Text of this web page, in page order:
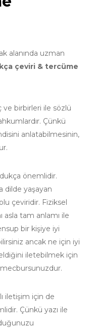
alanında uzman
çeviri & tercüme
birbirleri ile sözlü
Çünkü
anlatabilmesinin,
önemlidir.
dilde yaşayan
çeviridir. Fiziksel
asla tam anlamı ile
bir kişiye iyi
ancak ne için iyi
iletebilmek için
mecbursunuzdur.
iletişim için de
Çünkü yazı ile